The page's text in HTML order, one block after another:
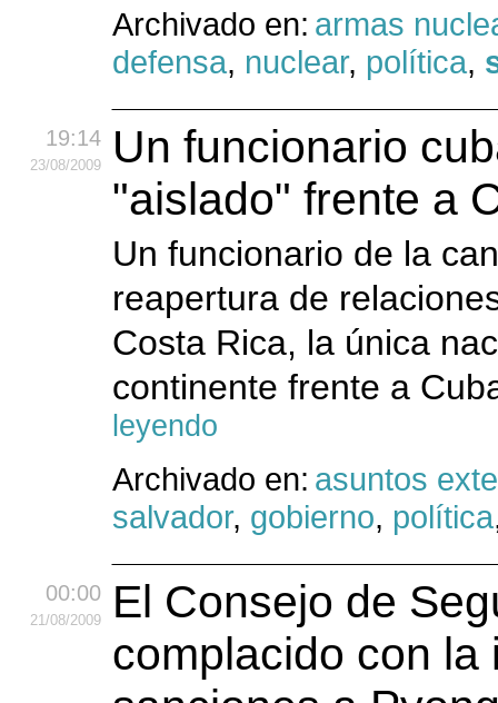
Archivado en: armas
defensa, nuclear, política,
19:14
23/08/2009
Un funcionario
"aislado" frente a
Un funcionario de la
reapertura de
Costa Rica, la única
continente frente a
leyendo
Archivado en: asuntos
salvador, gobierno, política
00:00
21/08/2009
El Consejo de
complacido con la